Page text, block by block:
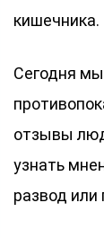
кишечника.
Сегодня мы
отзывы
узнать
развод или